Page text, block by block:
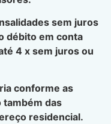
sem juros
débito em conta
4 x sem juros ou
conforme as
das
residencial.